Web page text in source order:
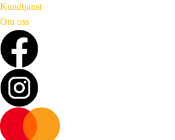
Kundtjänst
Om oss